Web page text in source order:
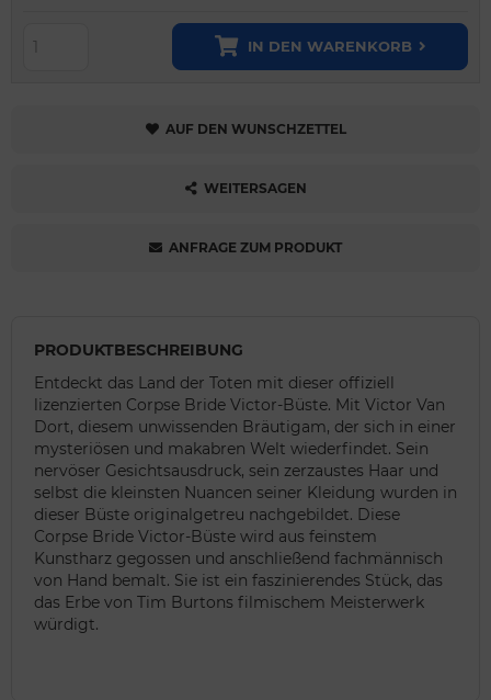
IN DEN WARENKORB
AUF DEN WUNSCHZETTEL
WEITERSAGEN
ANFRAGE ZUM PRODUKT
PRODUKTBESCHREIBUNG
Entdeckt das Land der Toten mit dieser offiziell
lizenzierten Corpse Bride Victor-Büste. Mit Victor Van
Dort, diesem unwissenden Bräutigam, der sich in einer
mysteriösen und makabren Welt wiederfindet. Sein
nervöser Gesichtsausdruck, sein zerzaustes Haar und
selbst die kleinsten Nuancen seiner Kleidung wurden in
dieser Büste originalgetreu nachgebildet. Diese
Corpse Bride Victor-Büste wird aus feinstem
Kunstharz gegossen und anschließend fachmännisch
von Hand bemalt. Sie ist ein faszinierendes Stück, das
das Erbe von Tim Burtons filmischem Meisterwerk
würdigt.